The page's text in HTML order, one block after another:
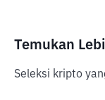
Temukan
Seleksi kripto